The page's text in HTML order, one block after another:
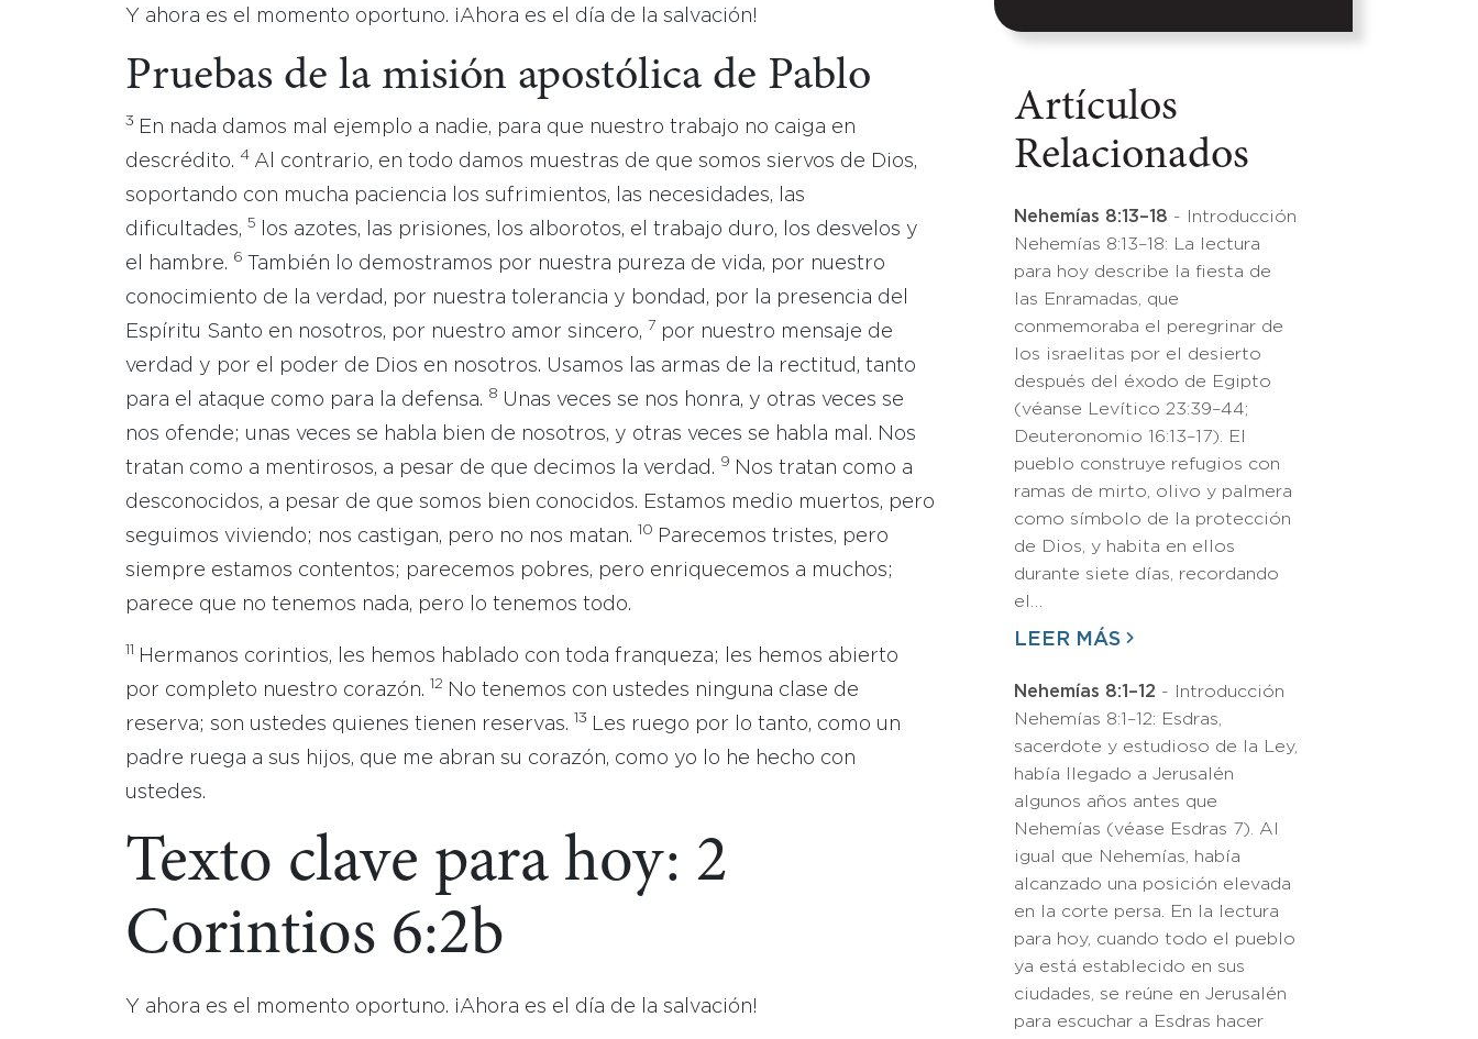
Y ahora es el momento oportuno. ¡Ahora es el día de la salvación!
Pruebas de la misión apostólica de Pablo
3
En nada damos mal ejemplo a nadie, para que nuestro trabajo no caiga en
descrédito. 4 Al contrario, en todo damos muestras de que somos siervos de Dios,
soportando con mucha paciencia los sufrimientos, las necesidades, las
dificultades, 5
los azotes, las prisiones, los alborotos, el trabajo duro, los desvelos y
el hambre. 6
También lo demostramos por nuestra pureza de vida, por nuestro
conocimiento de la verdad, por nuestra tolerancia y bondad, por la presencia del
Espíritu Santo en nosotros, por nuestro amor sincero,
7 por nuestro mensaje de
verdad y por el poder de Dios en nosotros. Usamos las armas de la rectitud, tanto
para el ataque como para la defensa. 8 Unas veces se nos honra, y otras veces se
nos ofende; unas veces se habla bien de nosotros, y otras veces se habla mal. Nos
tratan como a mentirosos, a pesar de que decimos la verdad. 9
Nos tratan como a
desconocidos, a pesar de que somos bien conocidos. Estamos medio muertos, pero
seguimos viviendo; nos castigan, pero no nos matan. 10
Parecemos tristes, pero
siempre estamos contentos; parecemos pobres, pero enriquecemos a muchos;
parece que no tenemos nada, pero lo tenemos todo.
11
Hermanos corintios, les hemos hablado con toda franqueza; les hemos abierto
por completo nuestro corazón. 12
No tenemos con ustedes ninguna clase de
reserva; son ustedes quienes tienen reservas. 13
Les ruego por lo tanto, como un
padre ruega a sus hijos, que me abran su corazón, como yo lo he hecho con
ustedes.
Texto clave para hoy: 2
Corintios 6:2b
Y ahora es el momento oportuno. ¡Ahora es el día de la salvación!
Artículos
Relacionados
Nehemías 8:13–18 - Introducción
Nehemías 8:13–18: La lectura
para hoy describe la fiesta de
las Enramadas, que
conmemoraba el peregrinar de
los israelitas por el desierto
después del éxodo de Egipto
(véanse Levítico 23:39–44;
Deuteronomio 16:13–17). El
pueblo construye refugios con
ramas de mirto, olivo y palmera
como símbolo de la protección
de Dios, y habita en ellos
durante siete días, recordando
el…
LEER MÁS
Nehemías 8:1–12 - Introducción
Nehemías 8:1–12: Esdras,
sacerdote y estudioso de la Ley,
había llegado a Jerusalén
algunos años antes que
Nehemías (véase Esdras 7). Al
igual que Nehemías, había
alcanzado una posición elevada
en la corte persa. En la lectura
para hoy, cuando todo el pueblo
ya está establecido en sus
ciudades, se reúne en Jerusalén
para escuchar a Esdras hacer